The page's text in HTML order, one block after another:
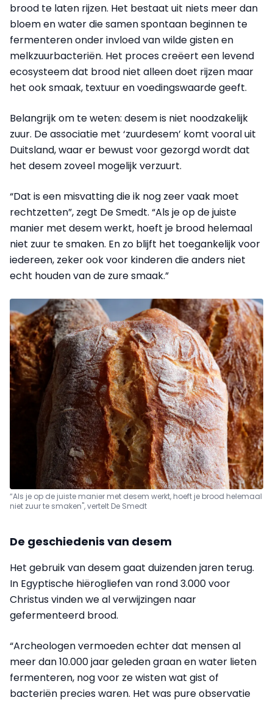
brood te laten rijzen. Het bestaat uit niets meer dan
bloem en water die samen spontaan beginnen te
fermenteren onder invloed van wilde gisten en
melkzuurbacteriën. Het proces creëert een levend
ecosysteem dat brood niet alleen doet rijzen maar
het ook smaak, textuur en voedingswaarde geeft.
Belangrijk om te weten: desem is niet noodzakelijk
zuur. De associatie met ‘zuurdesem’ komt vooral uit
Duitsland, waar er bewust voor gezorgd wordt dat
het desem zoveel mogelijk verzuurt.
“Dat is een misvatting die ik nog zeer vaak moet
rechtzetten”, zegt De Smedt. “Als je op de juiste
manier met desem werkt, hoeft je brood helemaal
niet zuur te smaken. En zo blijft het toegankelijk voor
iedereen, zeker ook voor kinderen die anders niet
echt houden van de zure smaak.”
“Als je op de juiste manier met desem werkt, hoeft je brood helemaal
niet zuur te smaken", vertelt De Smedt
De geschiedenis van desem
Het gebruik van desem gaat duizenden jaren terug.
In Egyptische hiërogliefen van rond 3.000 voor
Christus vinden we al verwijzingen naar
gefermenteerd brood.
“Archeologen vermoeden echter dat mensen al
meer dan 10.000 jaar geleden graan en water lieten
fermenteren, nog voor ze wisten wat gist of
bacteriën precies waren. Het was pure observatie